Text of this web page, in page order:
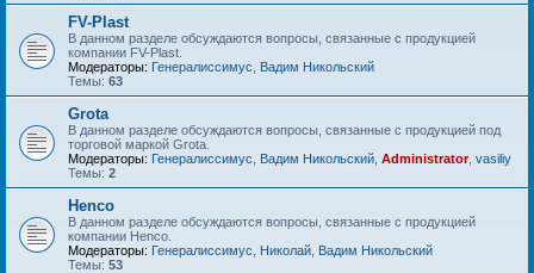
FV-Plast
В данном разделе обсуждаются вопросы, связанные с продукцией
компании FV-Plast.
Модераторы: Генералиссимус
Вадим Никольский
Темы: 63
Grota
В данном разделе обсуждаются вопросы, связанные с продукцией под
торговой маркой Grota.
Модераторы: Генералиссимус Вадим Никольский Administrator, vasiliy
Темы: 2
Henco
В данном разделе обсуждаются вопросы, связанные с продукцией
компании Henco.
Модераторы: Генералиссимус Николай Вадим Никольский
Темы: 53